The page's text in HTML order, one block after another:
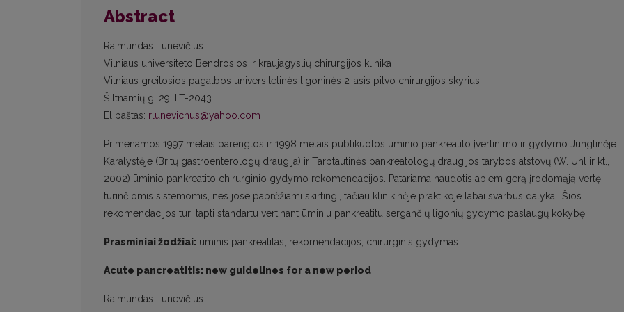
Abstract
Raimundas Lunevičius
Vilniaus universiteto Bendrosios ir kraujagyslių chirurgijos klinika
Vilniaus greitosios pagalbos universitetinės ligoninės 2-asis pilvo chirurgijos skyrius,
Šiltnamių g. 29, LT-2043
El paštas: rlunevichus@yahoo.com
Primenamos 1997 metais parengtos ir 1998 metais publikuotos ūminio pankreatito įvertinimo ir gydymo Jungtinėje
Karalystėje (Britų gastroenterologų draugija) ir Tarptautinės pankreatologų draugijos tarybos atstovų (W. Uhl ir kt.,
2002) ūminio pankreatito chirurginio gydymo rekomendacijos. Patariama naudotis abiem gerą įrodomąją vertę
turinčiomis sistemomis, nes jose pabrėžiami skirtingi, tačiau klinikinėje praktikoje labai svarbūs dalykai. Šios
rekomendacijos turi tapti standartu vertinant ūminiu pankreatitu sergančių ligonių gydymo paslaugų kokybę.
Prasminiai žodžiai: ūminis pankreatitas, rekomendacijos, chirurginis gydymas.
Acute pancreatitis: new guidelines for a new period
Raimundas Lunevičius